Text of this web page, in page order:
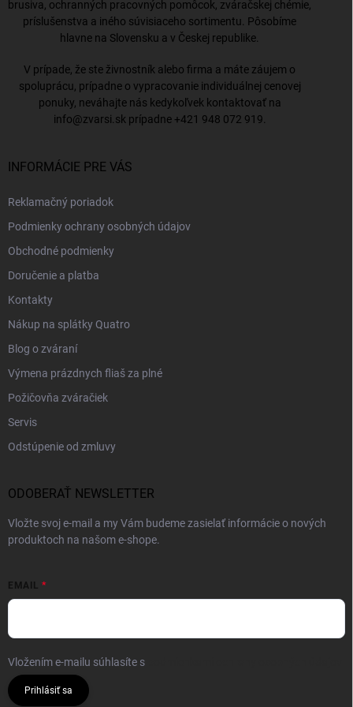
brusiva, ochranných pracovných pomôcok, zváračskej chémie,
príslušenstva a iného súvisiaceho sortimentu. Pôsobíme
hlavne na Slovensku a v Českej republike.
V prípade, že ste živnostník alebo firma a máte záujem o
spoluprácu, prípadne o vypracovanie individuálnej cenovej
ponuky, neváhajte nás kedykoľvek kontaktovať na
info@zvarsi.sk prípadne +421 948 072 919
INFORMÁCIE PRE VÁS
Reklamačný poriadok
Podmienky ochrany osobných údajov
Obchodné podmienky
Doručenie a platba
Kontakty
Nákup na splátky Quatro
Blog o zváraní
Výmena prázdnych fliaš za plné
Požičovňa zváračiek
Servis
Odstúpenie od zmluvy
ODOBERAŤ NEWSLETTER
Vložte svoj e-mail a my Vám budeme zasielať informácie o nových
produktoch na našom e-shope.
EMAIL
Vložením e-mailu súhlasíte s
Prihlásiť sa